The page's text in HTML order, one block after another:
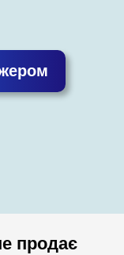
продає